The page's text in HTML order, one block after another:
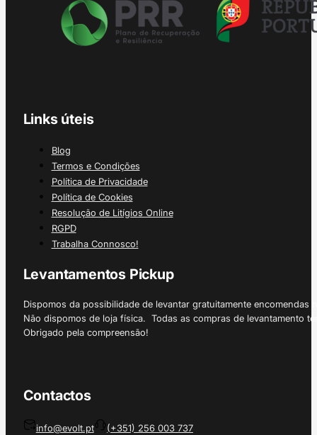
Links úteis
Blog
Termos e Condições
Política de Privacidade
Política de Cookies
Resolução de Litígios Online
RGPD
Trabalha Connosco!
Levantamentos Pickup
Dispomos da possibilidade de levantar gratuitamente
Não dispomos de loja física. Todas as compras de levantamento
Obrigado pela compreensão!
Contactos
info@evolt.pt
(+351) 256 003 737